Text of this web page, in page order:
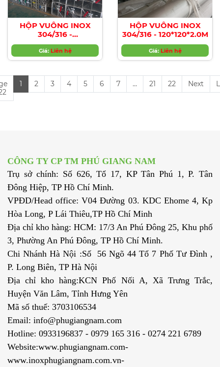
HỘP VUÔNG INOX
304/316 -
100*100*6.0MM
Giá: Liên hệ
HỘP VUÔNG INOX
304/316 - 120*120*2.0M
Giá: Liên hệ
1 2 3 4 5 6 7 ... 21 22 Next
CÔNG TY CP TM PHÚ GIANG NAM
Trụ sở chính: Số 626, Tổ 17, KP Tân Phú 1, P. Tân
Đông Hiệp, TP Hồ Chí Minh.
VPĐD/Head office: V04 Đường 03. KDC Ehome 4, Kp
Hòa Long, P Lái Thiêu,TP Hồ Chí Minh
Địa chỉ kho hàng: HCM: 17/3 An Phú Đông 25, Khu phố
3, Phường An Phú Đông, TP Hồ Chí Minh.
Chi Nhánh Hà Nội :Số 56 Ngõ 44 Tổ 7 Phố Tư Đình ,
P. Long Biên, TP Hà Nội
Địa chỉ kho hàng:KCN Phố Nối A, Xã Trưng Trắc,
Huyện Văn Lâm, Tỉnh Hưng Yên
Mã số thuế: 3703106534
Email: info@phugiangnam.com
Hotline: 0933196837 - 0979 165 316 - 0274 221 6789
Website:www.phugiangnam.com-
www.inoxphugiangnam.com.vn-